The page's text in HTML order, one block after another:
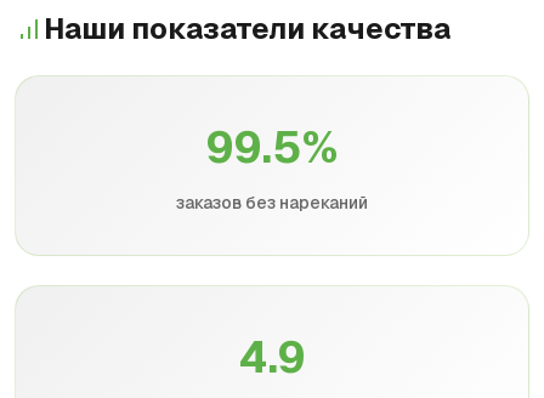
Наши показатели качества
99.5%
заказов без нареканий
4.9